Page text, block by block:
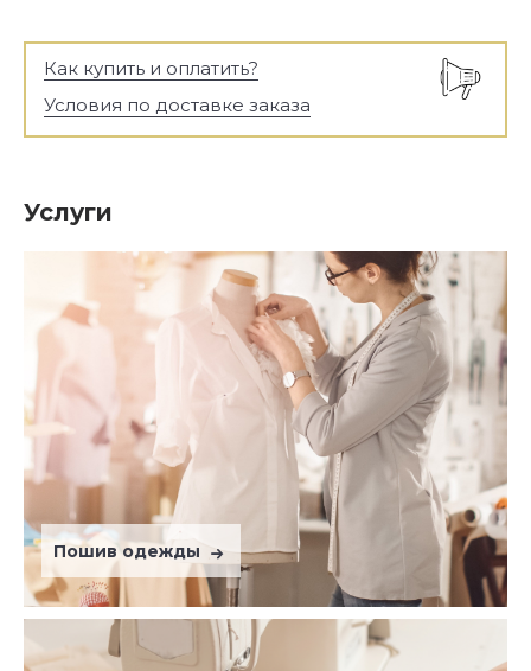
Как купить и оплатить?
Условия по доставке заказа
Услуги
Пошив одежды